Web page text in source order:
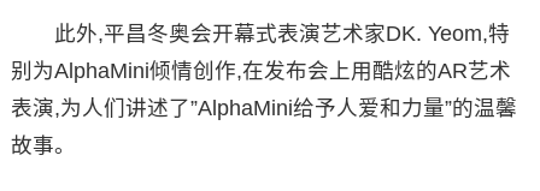
此外,平昌冬奥会开幕式表演艺术家DK. Yeom,特
别为AlphaMini倾情创作,在发布会上用酷炫的AR艺术
表演,为人们讲述了”AlphaMini给予人爱和力量”的温馨
故事。